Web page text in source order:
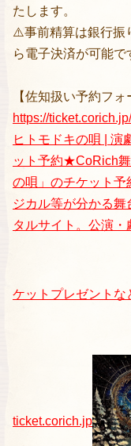
たします。
⚠️事前精算は銀行振
ら電子決済が可能で
【佐知扱い予約フォ
https://
ヒトモドキの唄 | 演
ット予約★CoRich舞
の唄」のチケット予
ジカル等が分かる
タルサイト。公演
ケットプレゼントな
ticket.corich.jp